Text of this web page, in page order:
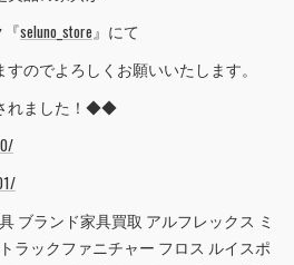
seluno_store』にて
のでよろしくお願いいたします。
れました！◆◆
ブランド家具買取 アルフレックス ミ
ラックファニチャー フロス ルイスポ